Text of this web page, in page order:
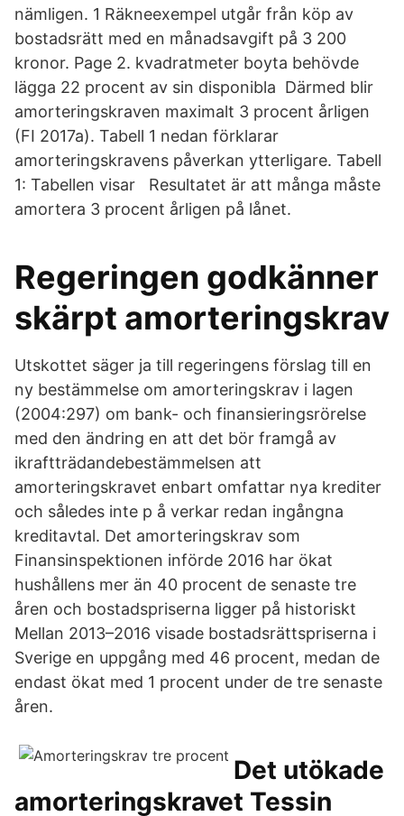
nämligen. 1 Räkneexempel utgår från köp av
bostadsrätt med en månadsavgift på 3 200
kronor. Page 2. kvadratmeter boyta behövde
lägga 22 procent av sin disponibla Därmed blir
amorteringskraven maximalt 3 procent årligen
(FI 2017a). Tabell 1 nedan förklarar
amorteringskravens påverkan ytterligare. Tabell
1: Tabellen visar Resultatet är att många måste
amortera 3 procent årligen på lånet.
Regeringen godkänner
skärpt amorteringskrav
Utskottet säger ja till regeringens förslag till en
ny bestämmelse om amorteringskrav i lagen
(2004:297) om bank- och finansieringsrörelse
med den ändring en att det bör framgå av
ikraftträdandebestämmelsen att
amorteringskravet enbart omfattar nya krediter
och således inte p å verkar redan ingångna
kreditavtal. Det amorteringskrav som
Finansinspektionen införde 2016 har ökat
hushållens mer än 40 procent de senaste tre
åren och bostadspriserna ligger på historiskt
Mellan 2013–2016 visade bostadsrättspriserna i
Sverige en uppgång med 46 procent, medan de
endast ökat med 1 procent under de tre senaste
åren.
Det utökade
amorteringskravet Tessin